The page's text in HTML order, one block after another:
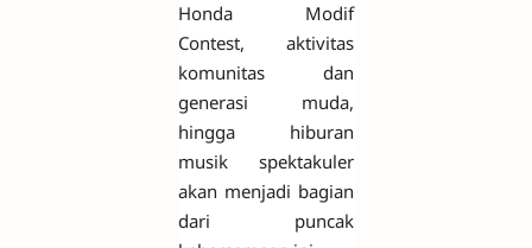
Honda Modif
Contest, aktivitas
komunitas dan
generasi muda,
hingga hiburan
musik spektakuler
akan menjadi bagian
dari puncak